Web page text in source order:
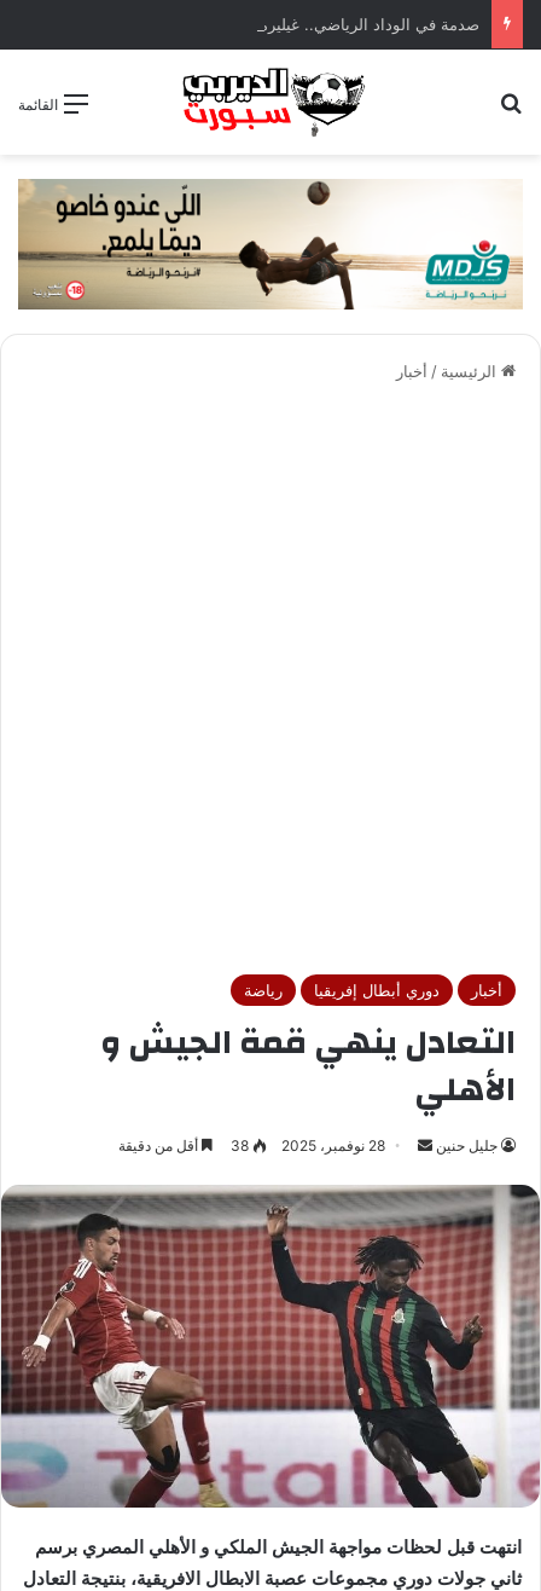
القائمة
الرئيسية / أخبار
أخبار دوري أبطال إفريقيا رياضة
التعادل ينهي قمة الجيش و
الأهلي
جليل حنين
س
ل
ب
ر
د
إ
ك
و
ن
28 نوفمبر، 2025 38 أقل من دقيقة
انتهت قبل لحظات مواجهة الجيش الملكي و الأهلي المصري برسم
ثاني جولات دوري مجموعات عصبة الابطال الافريقية، بنتيجة التعادل